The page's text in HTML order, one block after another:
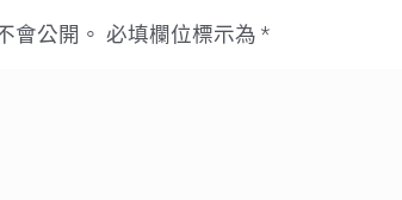
會公開。 必填欄位標示為 *